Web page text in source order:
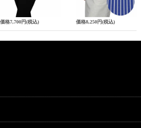
価格7,700円(税込) 価格8,250円(税込)